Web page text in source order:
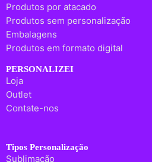
Produtos por atacado
Produtos sem personalização
Embalagens
Produtos em formato digital
PERSONALIZEI
Loja
Outlet
Contate-nos
Tipos Personalização
Sublimação